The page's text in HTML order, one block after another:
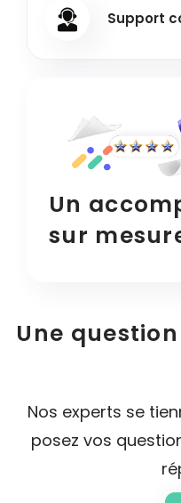
Support
Un
sur
Une
Nos experts se
posez vos